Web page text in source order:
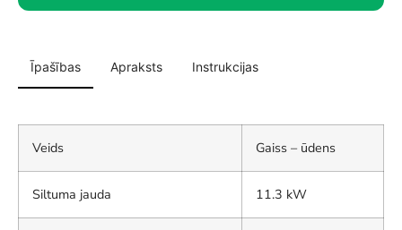
Īpašības Apraksts Instrukcijas
Veids Gaiss – ūdens
Siltuma jauda 11.3 kW